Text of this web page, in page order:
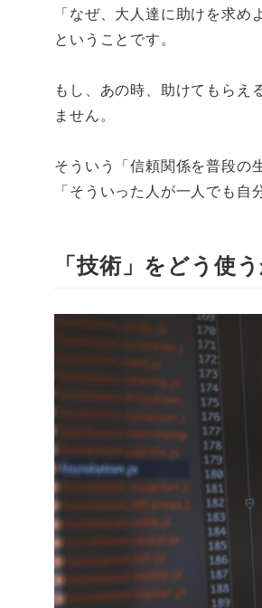
「なぜ、大人達に助けを求め
ということです。
もし、あの時、助けてもらえ
ません。
そういう「信頼関係を普段の
「そういった人が一人でも
「技術」をどう使